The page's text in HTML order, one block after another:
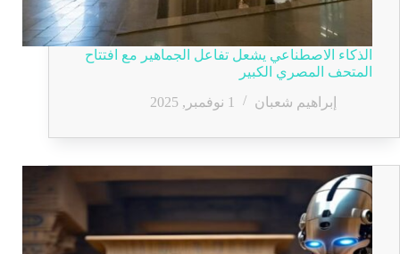
الذكاء الاصطناعي يشعل تفاعل الجماهير مع افتتاح
المتحف المصري الكبير
إبراهيم شعبان
1 نوفمبر, 2025